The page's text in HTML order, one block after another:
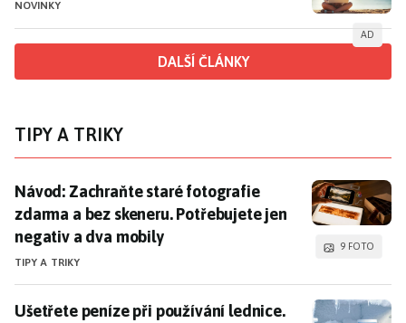
NOVINKY
AD
DALŠÍ ČLÁNKY
TIPY A TRIKY
Návod: Zachraňte staré fotografie zdarma a bez
Návod: Zachraňte staré fotografie
zdarma a bez skeneru. Potřebujete jen
negativ a dva mobily
TIPY A TRIKY
9 FOTO
Ušetřete peníze při používání lednice. Jednoduchá
Ušetřete peníze při používání lednice.